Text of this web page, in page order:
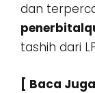
dan
tashih dari
[ Baca